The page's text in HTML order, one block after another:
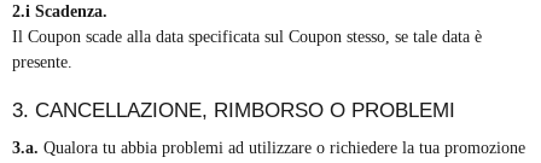
2.i Scadenza.
Il Coupon scade alla data specificata sul Coupon stesso, se tale data è
presente.
3. CANCELLAZIONE, RIMBORSO O PROBLEMI
3.a. Qualora tu abbia problemi ad utilizzare o richiedere la tua promozione